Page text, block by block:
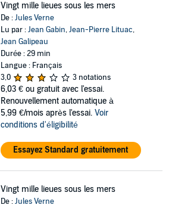
Vingt mille lieues sous les mers
De :Jules Verne
Lu par :Jean Gabin,Jean-Pierre Lituac,
Jean Galipeau
Durée : 29 min
Langue : Français
3,0
3 notations
6,03 € ou gratuit avec l'essai.
Renouvellement automatique à
5,99 €/mois après l'essai. Voir
conditions d'éligibilité
Essayez Standard gratuitement
Vingt mille lieues sous les mers
De :Jules Verne